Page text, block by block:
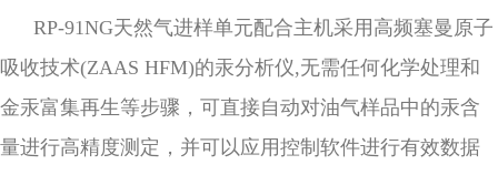
RP-91NG天然气进样单元配合主机采用高频塞曼原子
吸收技术(ZAAS HFM)的汞分析仪,无需任何化学处理和
金汞富集再生等步骤，可直接自动对油气样品中的汞含
量进行高精度测定，并可以应用控制软件进行有效数据